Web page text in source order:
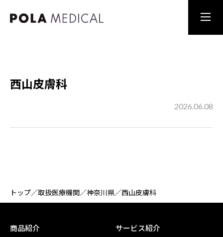
西山皮膚科
2026.06.08
トップ／取扱医療機関／神奈川県／西山皮膚科
商品紹介 サービス紹介